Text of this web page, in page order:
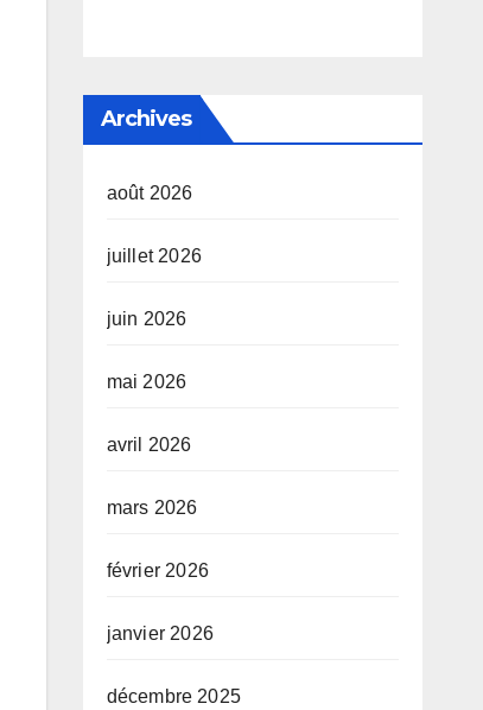
Archives
août 2026
juillet 2026
juin 2026
mai 2026
avril 2026
mars 2026
février 2026
janvier 2026
décembre 2025